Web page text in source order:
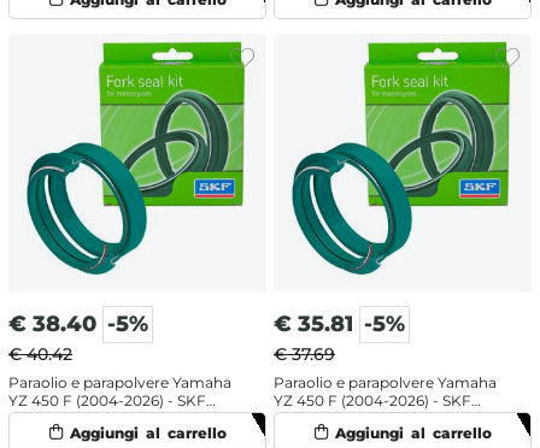
€ 38.40 -5%
€ 40.42
Paraolio e parapolvere Yamaha
YZ 450 F (2004-2026) - SKF
doppia mescola
€ 35.81 -5%
€ 37.69
Paraolio e parapolvere Yamaha
YZ 450 F (2004-2026) - SKF
labbro doppio